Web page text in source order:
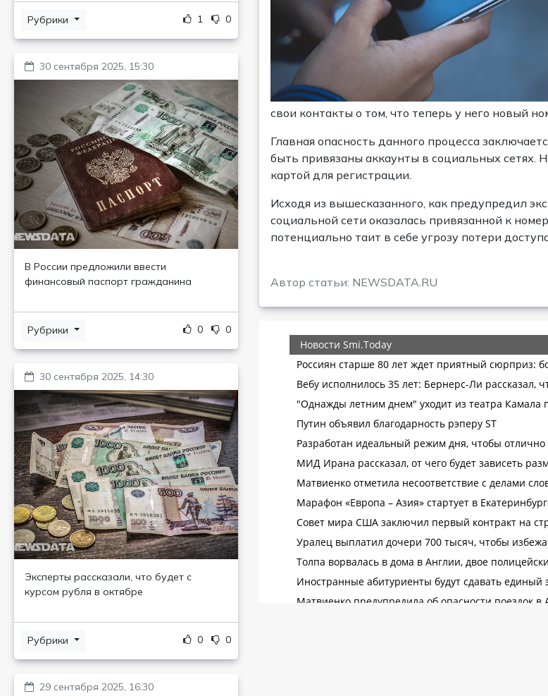
Рубрики 1 0
30 сентября 2025, 15:30
В России предложили ввести
финансовый паспорт гражданина
Рубрики 0 0
30 сентября 2025, 14:30
Эксперты рассказали, что будет с
курсом рубля в октябре
Рубрики 0 0
29 сентября 2025, 16:30
свои контакты о том, что теперь у него новый
Главная опасность данного процесса
быть привязаны аккаунты в социальных сетях.
картой для регистрации.
Исходя из вышесказанного, как предупредил
социальной сети оказалась привязанной к
потенциально таит в себе угрозу потери
Автор статьи: NEWSDATA.RU